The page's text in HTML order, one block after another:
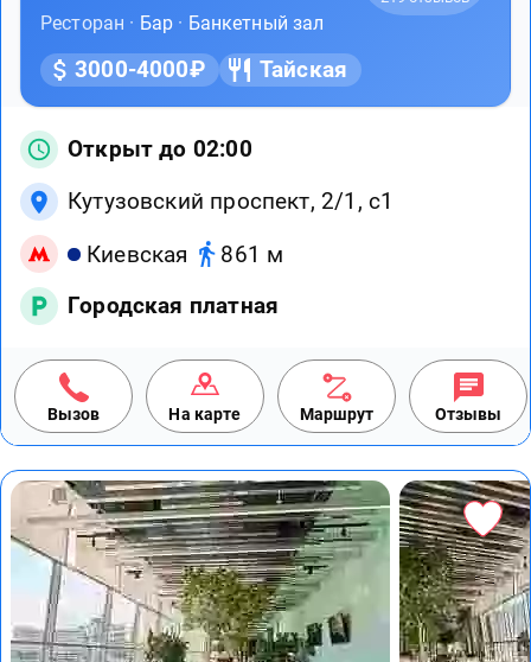
Ресторан · Бар · Банкетный зал
3000-4000₽ Тайская
Открыт до 02:00
Кутузовский проспект, 2/1, с1
Киевская
861 м
Городская платная
Вызов На карте Маршрут Отзывы